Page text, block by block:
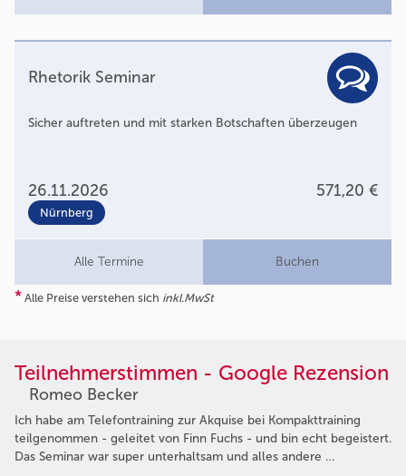
Rhetorik Seminar
Sicher auftreten und mit starken Botschaften überzeugen
26.11.2026 571,20 €
Nürnberg
Alle Termine Buchen
* Alle Preise verstehen sich inkl.MwSt
Teilnehmerstimmen - Google Rezension
Romeo Becker
Ich habe am Telefontraining zur Akquise bei Kompakttraining
teilgenommen - geleitet von Finn Fuchs - und bin echt begeistert.
Das Seminar war super unterhaltsam und alles andere …